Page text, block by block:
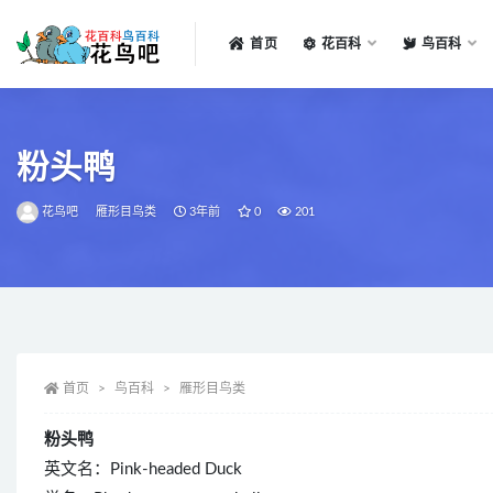
首页 花百科 鸟百科
粉头鸭
花鸟吧 雁形目鸟类 3年前 0 201
首页 鸟百科 雁形目鸟类
粉头鸭
英文名：Pink-headed Duck